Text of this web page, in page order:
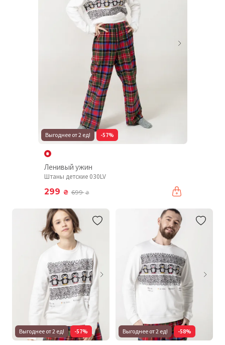
Выгоднее от 2 ед! -57%
Ленивый ужин
Штаны детские 030LV
299 ₴ 699₴
Выгоднее от 2 ед! -57% Выгоднее от 2 ед! -58%